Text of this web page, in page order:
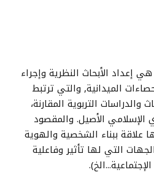
إعداد الأبحاث النظرية وإجراء
الميدانية, والتي ترتبط
التربوية المقارنة،
الإسلامي الأصيل. والمقصود
علاقة ببناء الشخصية والهوية
التي لها تأثير وفاعلية